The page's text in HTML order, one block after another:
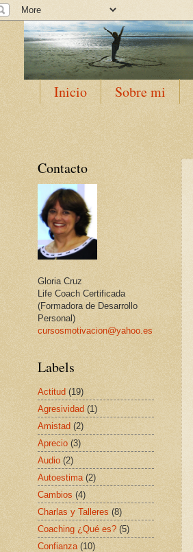
Inicio Sobre mi
Contacto
Gloria Cruz
Life Coach Certificada
(Formadora de Desarrollo
Personal)
cursosmotivacion@yahoo.es
Labels
Actitud (19)
Agresividad (1)
Amistad (2)
Aprecio (3)
Audio (2)
Autoestima (2)
Cambios (4)
Charlas y Talleres (8)
Coaching ¿Qué es? (5)
Confianza (10)